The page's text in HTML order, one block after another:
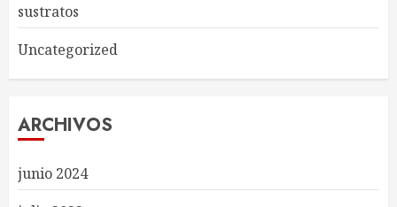
sustratos
Uncategorized
ARCHIVOS
junio 2024